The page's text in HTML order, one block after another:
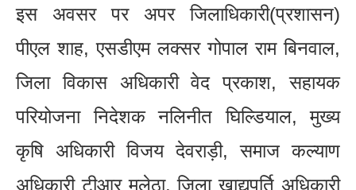
इस अवसर पर अपर जिलाधिकारी(प्रशासन)
पीएल शाह, एसडीएम लक्सर गोपाल राम बिनवाल,
जिला विकास अधिकारी वेद प्रकाश, सहायक
परियोजना निदेशक नलिनीत घिल्डियाल, मुख्य
कृषि अधिकारी विजय देवराड़ी, समाज कल्याण
अधिकारी टीआर मलेठा, जिला खाद्यपूर्ति अधिकारी